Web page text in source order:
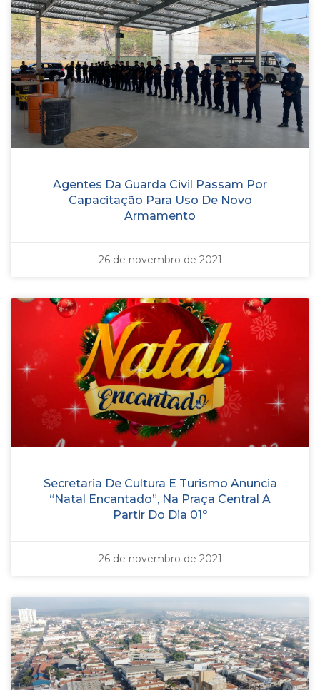
Agentes Da Guarda Civil Passam Por
Capacitação Para Uso De Novo
Armamento
26 de novembro de 2021
Secretaria De Cultura E Turismo Anuncia
“Natal Encantado”, Na Praça Central A
Partir Do Dia 01º
26 de novembro de 2021